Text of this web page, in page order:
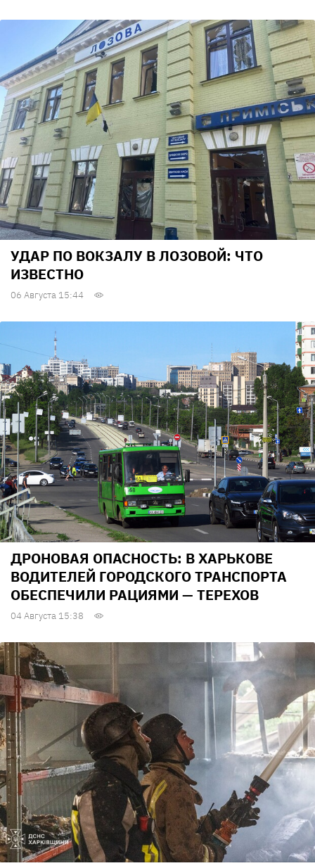
УДАР ПО ВОКЗАЛУ В ЛОЗОВОЙ: ЧТО
ИЗВЕСТНО
06 Августа 15:44
ДРОНОВАЯ ОПАСНОСТЬ: В ХАРЬКОВЕ
ВОДИТЕЛЕЙ ГОРОДСКОГО ТРАНСПОРТА
ОБЕСПЕЧИЛИ РАЦИЯМИ — ТЕРЕХОВ
04 Августа 15:38